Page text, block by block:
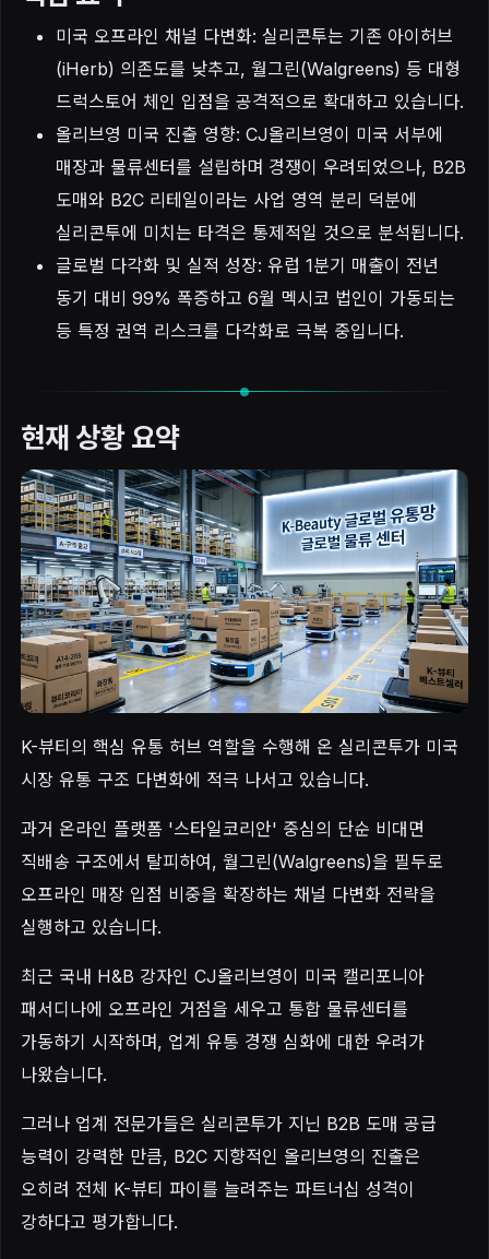
미국 오프라인 채널 다변화: 실리콘투는 기존 아이허브
(iHerb) 의존도를 낮추고, 월그린(Walgreens) 등 대형
드럭스토어 체인 입점을 공격적으로 확대하고 있습니다.
올리브영 미국 진출 영향: CJ올리브영이 미국 서부에
매장과 물류센터를 설립하며 경쟁이 우려되었으나, B2B
도매와 B2C 리테일이라는 사업 영역 분리 덕분에
실리콘투에 미치는 타격은 통제적일 것으로 분석됩니다.
글로벌 다각화 및 실적 성장: 유럽 1분기 매출이 전년
동기 대비 99% 폭증하고 6월 멕시코 법인이 가동되는
등 특정 권역 리스크를 다각화로 극복 중입니다.
현재 상황 요약
K-뷰티의 핵심 유통 허브 역할을 수행해 온 실리콘투가 미국
시장 유통 구조 다변화에 적극 나서고 있습니다.
과거 온라인 플랫폼 '스타일코리안' 중심의 단순 비대면
직배송 구조에서 탈피하여, 월그린(Walgreens)을 필두로
오프라인 매장 입점 비중을 확장하는 채널 다변화 전략을
실행하고 있습니다.
최근 국내 H&B 강자인 CJ올리브영이 미국 캘리포니아
패서디나에 오프라인 거점을 세우고 통합 물류센터를
가동하기 시작하며, 업계 유통 경쟁 심화에 대한 우려가
나왔습니다.
그러나 업계 전문가들은 실리콘투가 지닌 B2B 도매 공급
능력이 강력한 만큼, B2C 지향적인 올리브영의 진출은
오히려 전체 K-뷰티 파이를 늘려주는 파트너십 성격이
강하다고 평가합니다.